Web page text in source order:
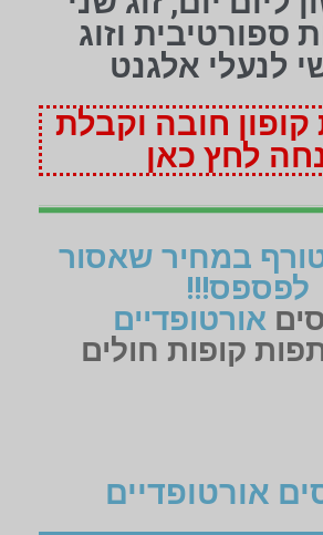
ספורטיבית וזוג
לנעלי אלגנט
חובה וקבלת
לחץ כאן
במחיר שאסור
לפספס!!!
אורטופדיים
קופות חולים
אורטופדיים